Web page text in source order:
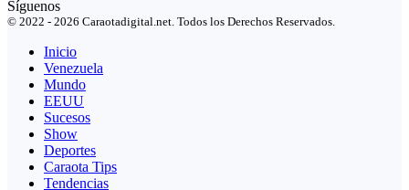
Síguenos
© 2022 - 2026 Caraotadigital.net. Todos los Derechos Reservados.
Inicio
Venezuela
Mundo
EEUU
Sucesos
Show
Deportes
Caraota Tips
Tendencias